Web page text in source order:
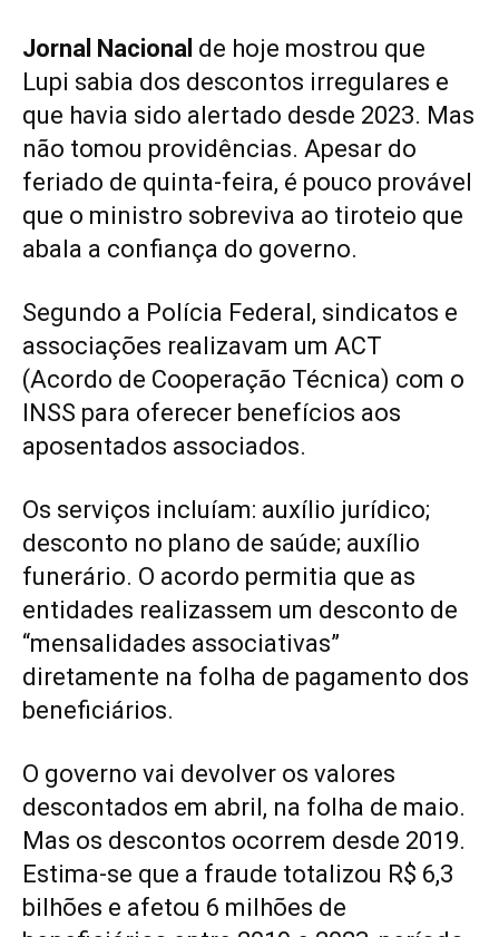
Jornal Nacional de hoje mostrou que
Lupi sabia dos descontos irregulares e
que havia sido alertado desde 2023. Mas
não tomou providências. Apesar do
feriado de quinta-feira, é pouco provável
que o ministro sobreviva ao tiroteio que
abala a confiança do governo.
Segundo a Polícia Federal, sindicatos e
associações realizavam um ACT
(Acordo de Cooperação Técnica) com o
INSS para oferecer benefícios aos
aposentados associados.
Os serviços incluíam: auxílio jurídico;
desconto no plano de saúde; auxílio
funerário. O acordo permitia que as
entidades realizassem um desconto de
“mensalidades associativas”
diretamente na folha de pagamento dos
beneficiários.
O governo vai devolver os valores
descontados em abril, na folha de maio.
Mas os descontos ocorrem desde 2019.
Estima-se que a fraude totalizou R$ 6,3
bilhões e afetou 6 milhões de